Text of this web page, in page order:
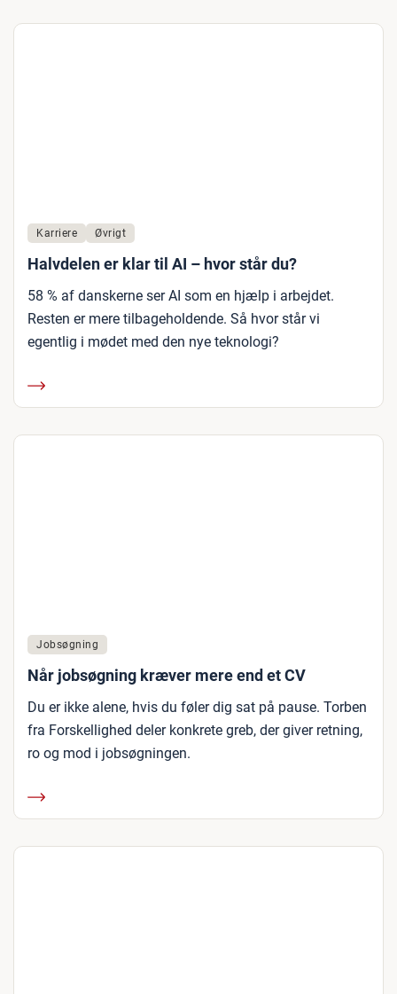
Karriere Øvrigt
Halvdelen er klar til AI – hvor står du?
58 % af danskerne ser AI som en hjælp i arbejdet.
Resten er mere tilbageholdende. Så hvor står vi
egentlig i mødet med den nye teknologi?
Jobsøgning
Når jobsøgning kræver mere end et CV
Du er ikke alene, hvis du føler dig sat på pause. Torben
fra Forskellighed deler konkrete greb, der giver retning,
ro og mod i jobsøgningen.